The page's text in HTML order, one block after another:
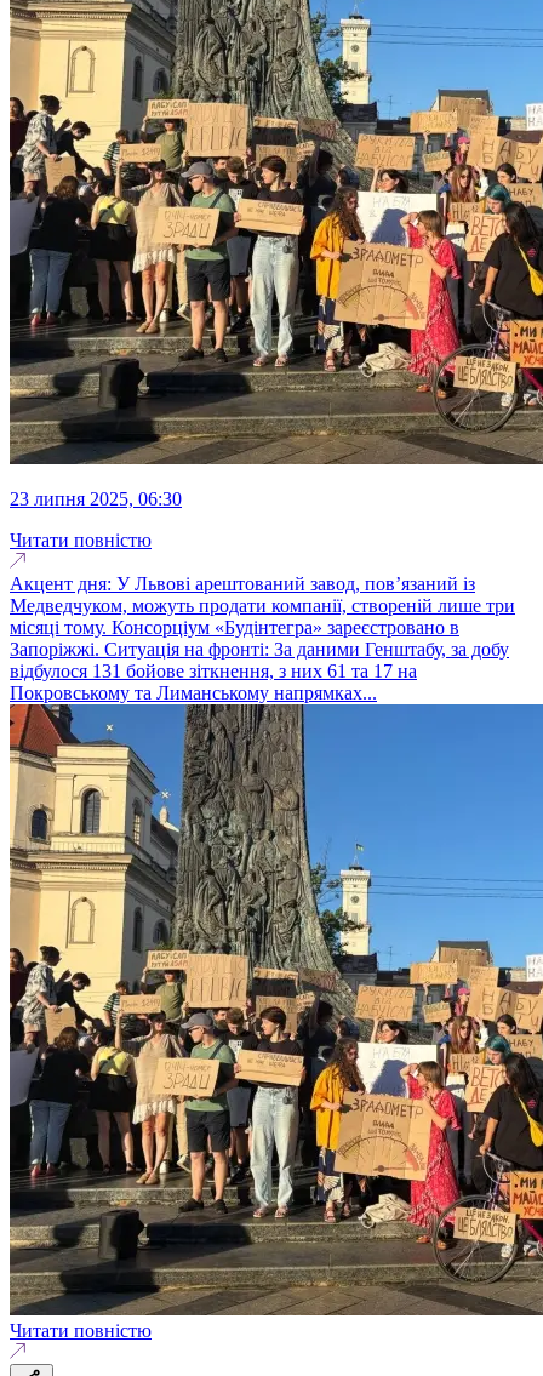
23 липня 2025, 06:30
Читати повністю
Акцент дня: У Львові арештований завод, пов’язаний із
Медведчуком, можуть продати компанії, створеній лише три
місяці тому. Консорціум «Будінтегра» зареєстровано в
Запоріжжі. Ситуація на фронті: За даними Генштабу, за добу
відбулося 131 бойове зіткнення, з них 61 та 17 на
Покровському та Лиманському напрямках...
Читати повністю